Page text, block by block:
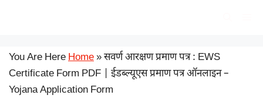
You Are HereHome»सवर्ण आरक्षण प्रमाण पत्र : EWS
Certificate Form PDF | ईडब्ल्यूएस प्रमाण पत्र ऑनलाइन –
Yojana Application Form